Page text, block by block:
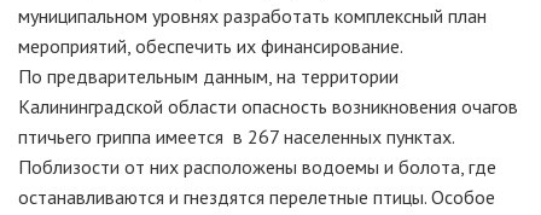
муниципальном уровнях разработать комплексный план
мероприятий, обеспечить их финансирование.
По предварительным данным, на территории
Калининградской области опасность возникновения очагов
птичьего гриппа имеется в 267 населенных пунктах.
Поблизости от них расположены водоемы и болота, где
останавливаются и гнездятся перелетные птицы. Особое